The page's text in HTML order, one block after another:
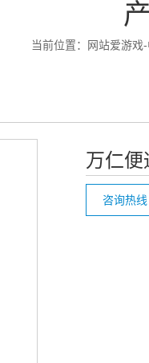
当前位置： 网站爱游戏
万仁便
咨询热